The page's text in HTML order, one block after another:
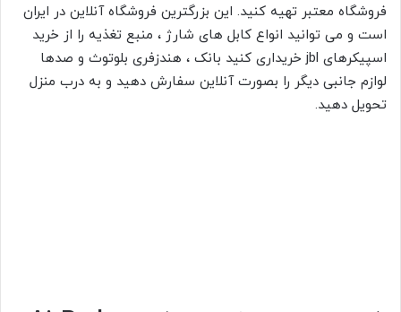
فروشگاه معتبر تهیه کنید. این بزرگترین فروشگاه آنلاین در ایران
است و می توانید انواع کابل های شارژ ، منبع تغذیه را از خرید
اسپیکرهای jbl خریداری کنید
بانک ، هندزفری بلوتوث و صدها
لوازم جانبی دیگر را بصورت آنلاین سفارش دهید و به درب منزل
تحویل دهید.